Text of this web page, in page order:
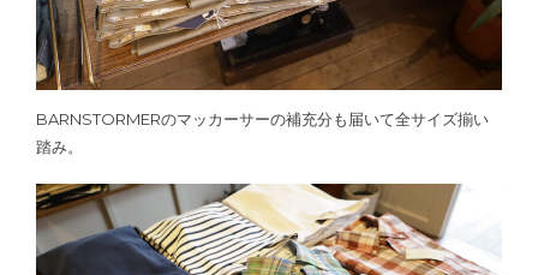
BARNSTORMERのマッカーサーの補充分も届いて全サイズ揃い
踏み。